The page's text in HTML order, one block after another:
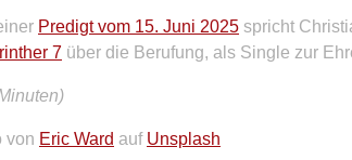
RSS FEED
LINK
Predigt vom 15. Juni 2025 spricht
7 über die Berufung, als Single zur
von Eric Ward auf Unsplash